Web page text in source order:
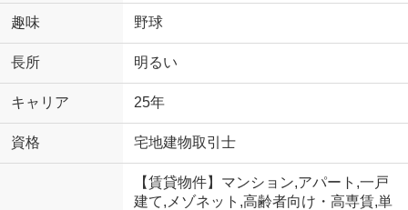
趣味 野球
長所 明るい
キャリア 25年
資格 宅地建物取引士
【賃貸物件】マンション,アパート,一戸
建て,メゾネット,高齢者向け・高専賃,単